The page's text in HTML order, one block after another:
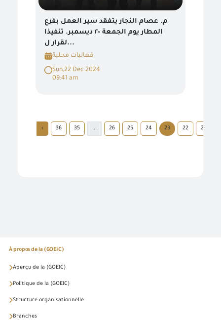
م. عصام النجار يتفقد سير العمل بفرع
المطار يوم الجمعة ٢٠ ديسمبر. تنفيذا
لقرار ل...
فعاليات محلية
Sun,22 Dec 2024
09:41 am
21
22
23
24
25
26
...
35
36
›
À propos de la (GOEIC)
Aperçu de la (GOEIC)
Politique de la (GOEIC)
Structure organisationnelle
Branches